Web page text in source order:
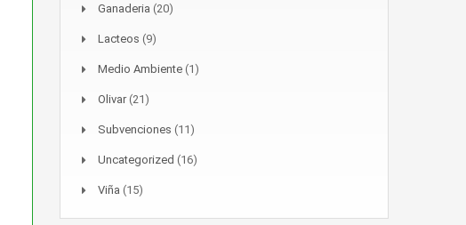
Ganaderia (20)
Lacteos (9)
Medio Ambiente (1)
Olivar(21)
Subvenciones (11)
Uncategorized (16)
Viña (15)